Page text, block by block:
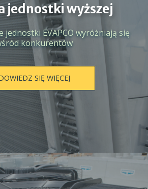
jednostki wyższej
jednostki EVAPCO wyróżniają się
konkurentów
SIĘ WIĘCEJ